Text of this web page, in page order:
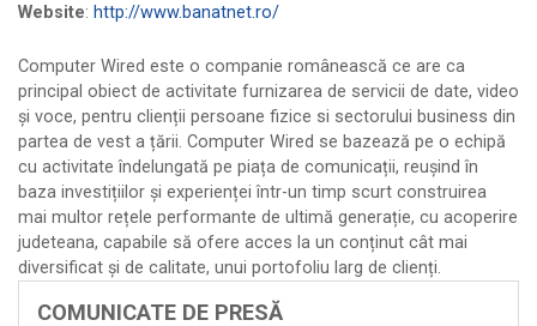
Djemba IT&C
Dynamic Distribution
EfectRO
Energy Dot
Fidelnet
GMB Computers
Hunyadi Laszlo Intreprindere Individuala
Infinity Telecom
Internet Oltenia
Website: http://www.banatnet.ro/
Computer Wired este o companie românească ce are ca
principal obiect de activitate furnizarea de servicii de date, video
și voce, pentru clienții persoane fizice si sectorului business din
partea de vest a țării. Computer Wired se bazează pe o echipă
cu activitate îndelungată pe piața de comunicații, reușind în
baza investițiilor și experienței într-un timp scurt construirea
mai multor rețele performante de ultimă generație, cu acoperire
judeteana, capabile să ofere acces la un conținut cât mai
diversificat și de calitate, unui portofoliu larg de clienți.
COMUNICATE DE PRESĂ